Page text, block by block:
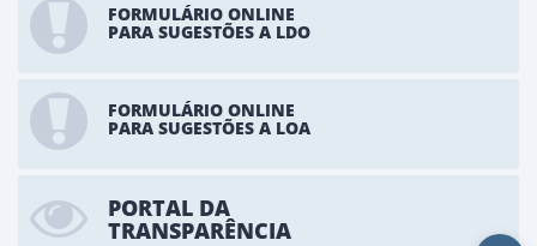
FORMULÁRIO ONLINE
PARA SUGESTÕES A LDO
FORMULÁRIO ONLINE
PARA SUGESTÕES A LOA
PORTAL DA
TRANSPARÊNCIA